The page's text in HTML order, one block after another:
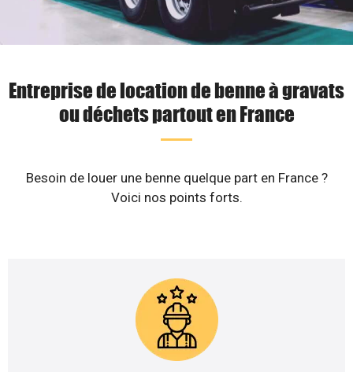
Entreprise de location de benne à gravats
ou déchets partout en France
Besoin de louer une benne quelque part en France ?
Voici nos points forts.